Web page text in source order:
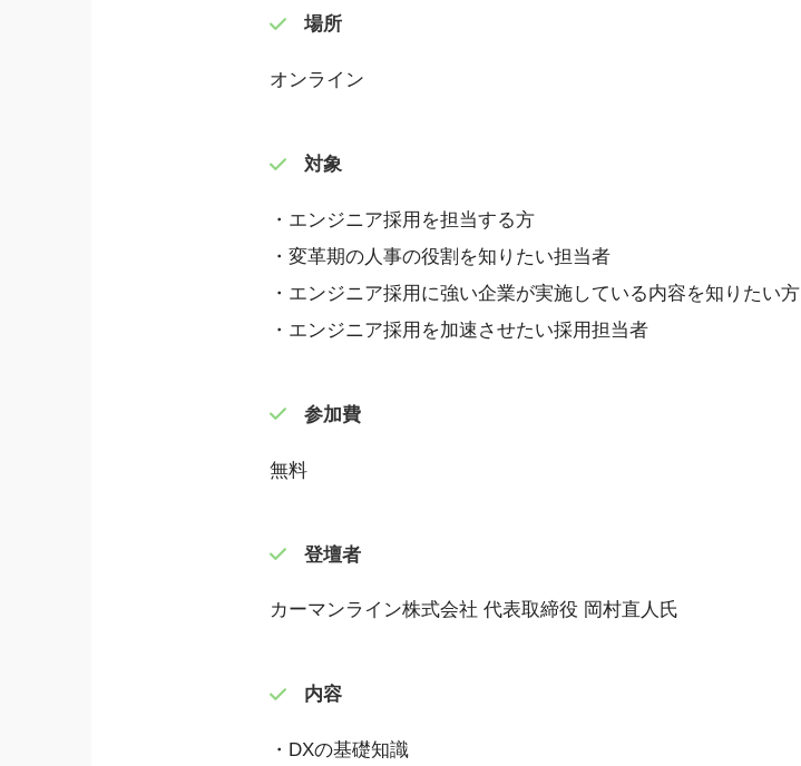
場所
オンライン
対象
・エンジニア採用を担当する方
・変革期の人事の役割を知りたい担当者
・エンジニア採用に強い企業が実施している内容を知りたい方
・エンジニア採用を加速させたい採用担当者
参加費
無料
登壇者
カーマンライン株式会社 代表取締役 岡村直人氏
内容
・DXの基礎知識